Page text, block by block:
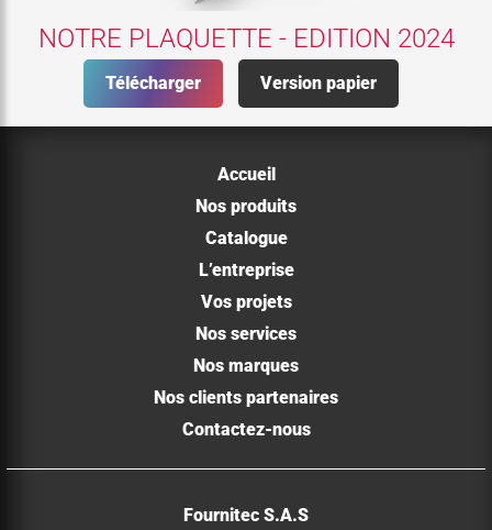
NOTRE PLAQUETTE - EDITION 2024
Télécharger Version papier
Accueil
Nos produits
Catalogue
L’entreprise
Vos projets
Nos services
Nos marques
Nos clients partenaires
Contactez-nous
Fournitec S.A.S